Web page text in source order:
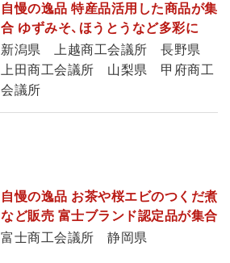
自慢の逸品 特産品活用した商品が集
合 ゆずみそ、ほうとうなど多彩に
新潟県 上越商工会議所 長野県
上田商工会議所 山梨県 甲府商工
会議所
自慢の逸品 お茶や桜エビのつくだ煮
など販売 富士ブランド認定品が集合
富士商工会議所 静岡県